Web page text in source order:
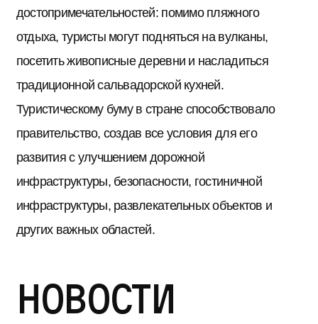
достопримечательностей: помимо пляжного
отдыха, туристы могут подняться на вулканы,
посетить живописные деревни и насладиться
традиционной сальвадорской кухней.
Туристическому буму в стране способствовало
правительство, создав все условия для его
развития с улучшением дорожной
инфраструктуры, безопасности, гостиничной
инфраструктуры, развлекательных объектов и
других важных областей.
Новости